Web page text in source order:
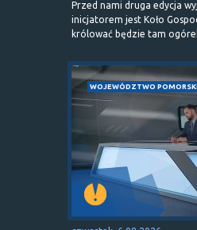
Przed nami druga edycja
inicjatorem jest Koło
królować będzie tam
WOJEWÓDZTWO